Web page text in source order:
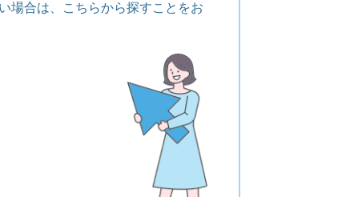
場合は、こちらから探すことをお